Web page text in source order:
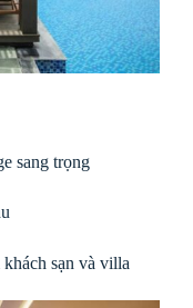
sang trọng
sạn và villa